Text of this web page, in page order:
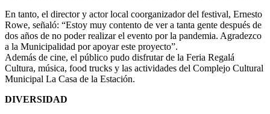
En tanto, el director y actor local coorganizador del festival, Ernesto
Rowe, señaló: “Estoy muy contento de ver a tanta gente después de
dos años de no poder realizar el evento por la pandemia. Agradezco
a la Municipalidad por apoyar este proyecto”.
Además de cine, el público pudo disfrutar de la Feria Regalá
Cultura, música, food trucks y las actividades del Complejo Cultural
Municipal La Casa de la Estación.
DIVERSIDAD